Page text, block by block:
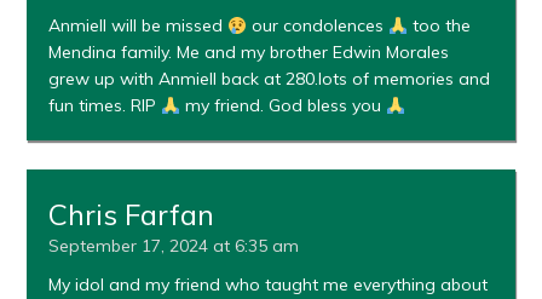
Anmiell will be missed
our condolences
too the
Mendina family. Me and my brother Edwin Morales
grew up with Anmiell back at 280.lots of memories and
fun times. RIP
my friend. God bless you
Chris Farfan
September 17, 2024 at 6:35 am
My idol and my friend who taught me everything about